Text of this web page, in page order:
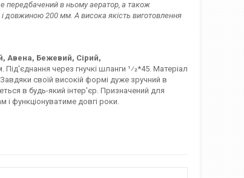
передбачений в ньому аератор, а також
довжиною 200 мм. А висока якість виготовлення
Авена, Бежевий, Сірий,
через гнучкі шланги 1⁄2*45. Матеріал
своїй високій формі дуже зручний в
в будь-який інтер'єр. Призначений для
і функціонуватиме довгі роки.